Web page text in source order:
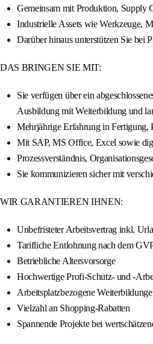
Gemeinsam mit Produktion, Supply
Industrielle Assets wie Werkzeuge,
Darüber hinaus unterstützen Sie
DAS BRINGEN SIE MIT:
Sie verfügen über ein
Ausbildung mit Weiterbildung und
Mehrjährige Erfahrung in Fertigung,
Mit SAP, MS Office, Excel sowie
Prozessverständnis,
Sie kommunizieren sicher mit
WIR GARANTIEREN IHNEN:
Unbefristeter Arbeitsvertrag inkl.
Tarifliche Entlohnung nach dem
Betriebliche Altersvorsorge
Hochwertige Profi-Schutz- und -
Arbeitsplatzbezogene
Vielzahl an Shopping-Rabatten
Spannende Projekte bei